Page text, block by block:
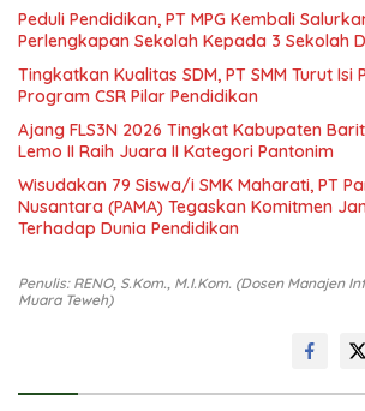
Peduli Pendidikan, PT MPG Kembali
Perlengkapan Sekolah Kepada 3 Sekolah
Tingkatkan Kualitas SDM, PT SMM Turut Isi
Program CSR Pilar Pendidikan
Ajang FLS3N 2026 Tingkat Kabupaten
Lemo II Raih Juara II Kategori Pantonim
Wisudakan 79 Siswa/i SMK Maharati, PT
Nusantara (PAMA) Tegaskan Komitmen
Terhadap Dunia Pendidikan
Penulis: RENO, S.Kom., M.I.Kom. (Dosen Manajen
Muara Teweh)